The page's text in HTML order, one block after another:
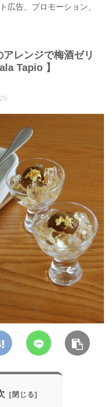
告、プロモーション、
アレンジで梅酒ゼリ
Tapio 】